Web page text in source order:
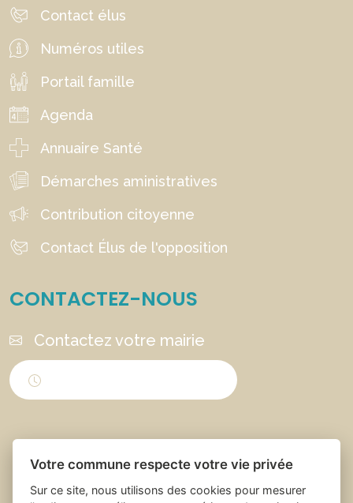
Contact élus
Numéros utiles
Portail famille
Agenda
Annuaire Santé
Démarches aministratives
Contribution citoyenne
Contact Élus de l'opposition
CONTACTEZ-NOUS
Contactez votre mairie
Votre commune respecte votre vie privée
Sur ce site, nous utilisons des cookies pour mesurer